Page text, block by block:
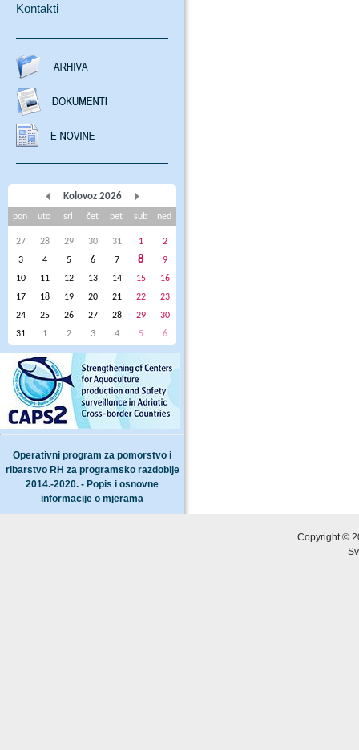
Kontakti
Kolovoz 2026
pon uto sri čet pet sub ned
27 28 29 30 31 1
2
3
4 5 6 7 8
9
10
11 12 13 14 15
16
17
18 19 20 21 22
23
24
25 26 27 28 29
30
31
1 2 3 4 5 6
Operativni program za pomorstvo i
ribarstvo RH za programsko razdoblje
2014.-2020. - Popis i osnovne
informacije o mjerama
Copyright ©